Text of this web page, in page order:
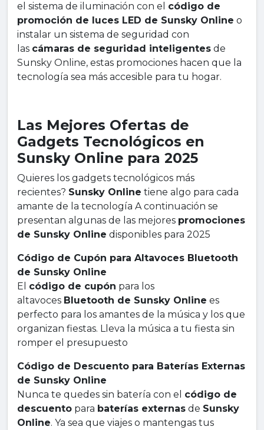
el sistema de iluminación con el código de
promoción de luces LED de Sunsky Online o
instalar un sistema de seguridad con
las cámaras de seguridad inteligentes de
Sunsky Online, estas promociones hacen que la
tecnología sea más accesible para tu hogar.
Las Mejores Ofertas de
Gadgets Tecnológicos en
Sunsky Online para 2025
Quieres los gadgets tecnológicos más
recientes? Sunsky Online tiene algo para cada
amante de la tecnología A continuación se
presentan algunas de las mejores promociones
de Sunsky Online disponibles para 2025
Código de Cupón para Altavoces Bluetooth
de Sunsky Online
El código de cupón para los
altavoces Bluetooth de Sunsky Online es
perfecto para los amantes de la música y los que
organizan fiestas. Lleva la música a tu fiesta sin
romper el presupuesto
Código de Descuento para Baterías Externas
de Sunsky Online
Nunca te quedes sin batería con el código de
descuento para baterías externas de Sunsky
Online. Ya sea que viajes o mantengas tus